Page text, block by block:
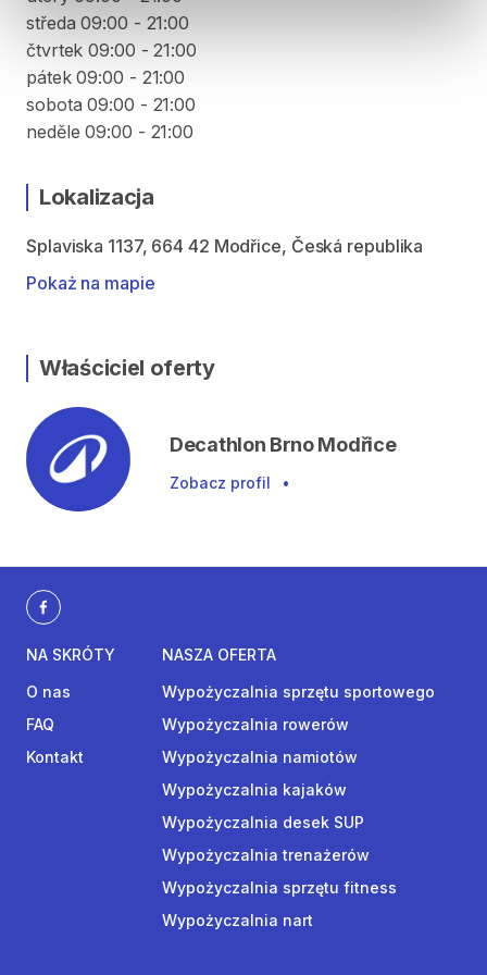
středa 09:00 - 21:00
čtvrtek 09:00 - 21:00
pátek 09:00 - 21:00
sobota 09:00 - 21:00
neděle 09:00 - 21:00
Lokalizacja
Splaviska 1137, 664 42 Modřice, Česká republika
Pokaż na mapie
Właściciel oferty
Decathlon Brno Modřice
Zobacz profil •
NA SKRÓTY
O nas
FAQ
Kontakt
NASZA OFERTA
Wypożyczalnia sprzętu sportowego
Wypożyczalnia rowerów
Wypożyczalnia namiotów
Wypożyczalnia kajaków
Wypożyczalnia desek SUP
Wypożyczalnia trenażerów
Wypożyczalnia sprzętu fitness
Wypożyczalnia nart